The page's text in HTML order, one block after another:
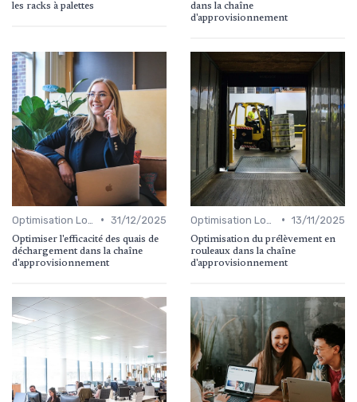
les racks à palettes
dans la chaîne
d'approvisionnement
• 31/12/2025
Optimiser l'efficacité des quais de
déchargement dans la chaîne
d'approvisionnement
• 13/11/2025
Optimisation du prélèvement en
rouleaux dans la chaîne
d'approvisionnement